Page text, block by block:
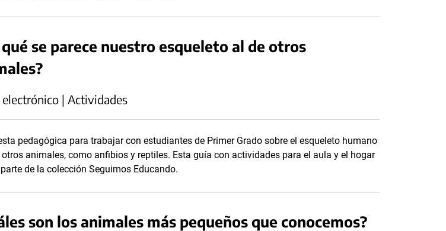
qué se parece nuestro esqueleto al de otros
| Actividades
pedagógica para trabajar con estudiantes de Primer Grado sobre el esqueleto humano
otros animales, como anfibios y reptiles. Esta guía con actividades para el aula y el hogar
de la colección Seguimos Educando.
son los animales más pequeños que conocemos?